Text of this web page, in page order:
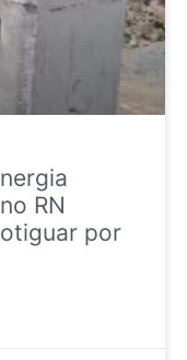
RN
por